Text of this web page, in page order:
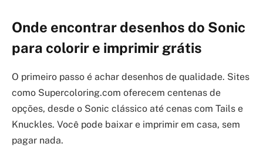
Onde encontrar desenhos do Sonic
para colorir e imprimir grátis
O primeiro passo é achar desenhos de qualidade. Sites
como Supercoloring.com oferecem centenas de
opções, desde o Sonic clássico até cenas com Tails e
Knuckles. Você pode baixar e imprimir em casa, sem
pagar nada.